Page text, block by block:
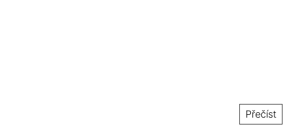
Přečíst